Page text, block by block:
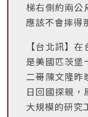
梯右側約兩公
應該不會摔得
【台北訊】
是美國匹茨堡
二哥陳文隆昨
日回國探親
大規模的研究